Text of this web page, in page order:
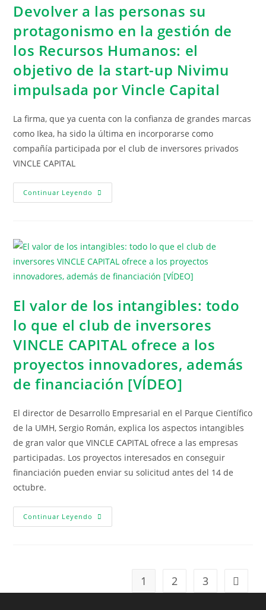
Devolver a las personas su
protagonismo en la gestión de
los Recursos Humanos: el
objetivo de la start-up Nivimu
impulsada por Vincle Capital
La firma, que ya cuenta con la confianza de grandes marcas
como Ikea, ha sido la última en incorporarse como
compañía participada por el club de inversores privados
VINCLE CAPITAL
Continuar Leyendo
El valor de los intangibles: todo
lo que el club de inversores
VINCLE CAPITAL ofrece a los
proyectos innovadores, además
de financiación [VÍDEO]
El director de Desarrollo Empresarial en el Parque Científico
de la UMH, Sergio Román, explica los aspectos intangibles
de gran valor que VINCLE CAPITAL ofrece a las empresas
participadas. Los proyectos interesados en conseguir
financiación pueden enviar su solicitud antes del 14 de
octubre.
Continuar Leyendo
1 2 3